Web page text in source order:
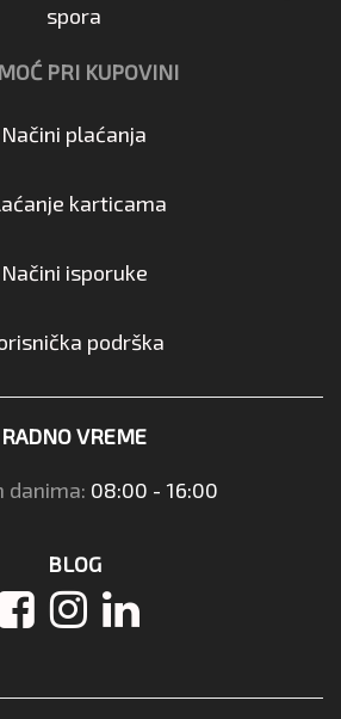
spora
PRI KUPOVINI
Načini plaćanja
karticama
Načini isporuke
podrška
RADNO VREME
danima: 08:00 - 16:00
BLOG